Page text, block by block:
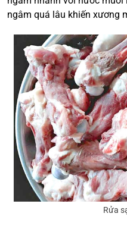
ngâm quá lâu khiến xương
Rửa